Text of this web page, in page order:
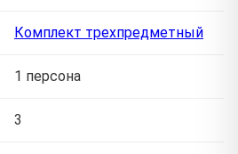
Комплект трехпредметный
1 персона
3